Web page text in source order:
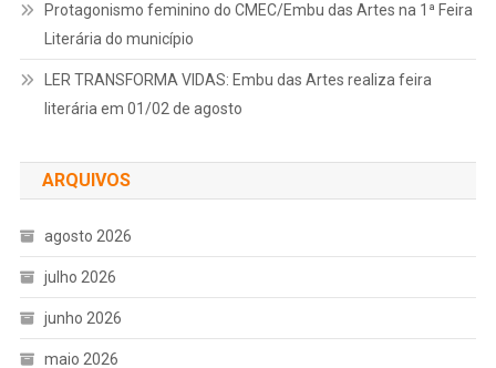
Protagonismo feminino do CMEC/Embu das Artes na 1ª Feira
Literária do município
LER TRANSFORMA VIDAS: Embu das Artes realiza feira
literária em 01/02 de agosto
ARQUIVOS
agosto 2026
julho 2026
junho 2026
maio 2026